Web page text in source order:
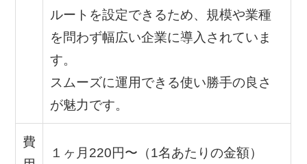
ルートを設定できるため、規模や業種
を問わず幅広い企業に導入されていま
す。
スムーズに運用できる使い勝手の良さ
が魅力です。
費
１ヶ月220円〜（1名あたりの金額）